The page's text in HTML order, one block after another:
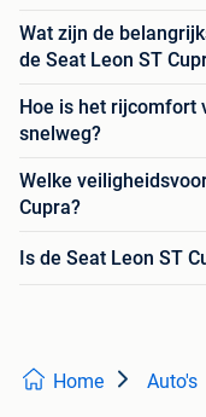
Wat zijn de
de Seat Leon ST
Hoe is het rijcomfort
snelweg?
Welke
Cupra?
Is de Seat Leon ST
Home Auto's